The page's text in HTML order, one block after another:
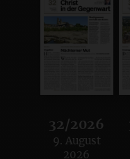
32/2026
:
9. August
2026